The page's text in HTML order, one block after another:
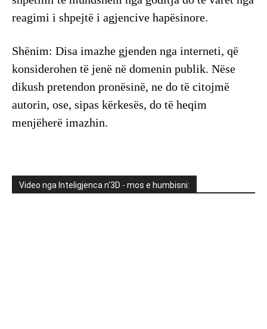
reagimi i shpejtë i agjencive hapësinore.
Shënim: Disa imazhe gjenden nga interneti, që
konsiderohen të jenë në domenin publik. Nëse
dikush pretendon pronësinë, ne do të citojmë
autorin, ose, sipas kërkesës, do të heqim
menjëherë imazhin.
Video nga Inteligjenca n'3D - mos e humbisni: